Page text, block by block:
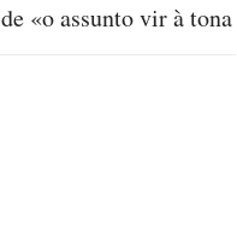
de «o assunto vir à